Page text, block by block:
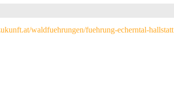
waldfuehrungen/fuehrung-echerntal-hallstatt